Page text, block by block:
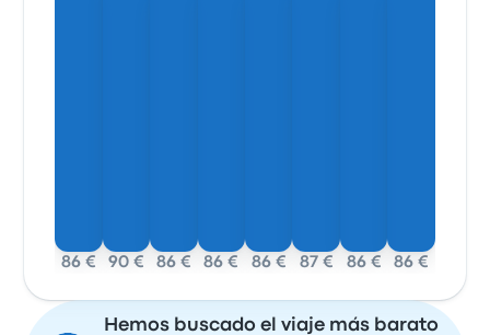
86 € 90 € 86 € 86 € 86 € 87 € 86 € 86 €
Hemos buscado el viaje más barato